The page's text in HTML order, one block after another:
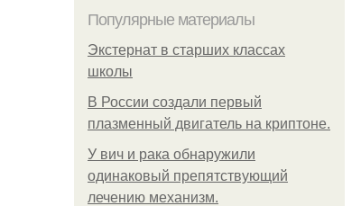
Популярные материалы
Экстернат в старших классах
школы
В России создали первый
плазменный двигатель на криптоне.
У вич и рака обнаружили
одинаковый препятствующий
лечению механизм.